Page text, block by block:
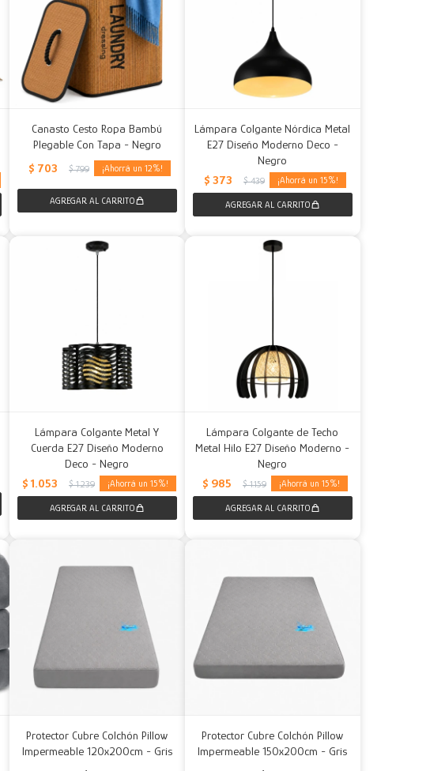
Canasto Cesto Ropa Bambú
Plegable Con Tapa - Negro
$ 703 $ 799 12
Lámpara Colgante Nórdica Metal
E27 Diseño Moderno Deco -
Negro
$ 373 $ 439 15
Lámpara Colgante Metal Y
Cuerda E27 Diseño Moderno
Deco - Negro
$ 1.053 $ 1.239 15
Lámpara Colgante de Techo
Metal Hilo E27 Diseño Moderno -
Negro
$ 985 $ 1.159 15
Protector Cubre Colchón Pillow
Impermeable 120x200cm - Gris
Protector Cubre Colchón Pillow
Impermeable 150x200cm - Gris